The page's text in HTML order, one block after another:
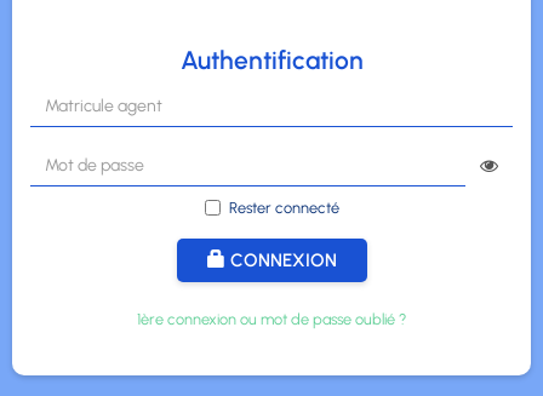
Authentification
Rester connecté
CONNEXION
1ère connexion ou mot de passe oublié ?